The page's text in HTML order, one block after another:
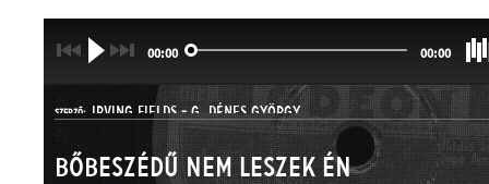
00:00 00:00
SZERZŐ: IRVING FIELDS-G. DÉNES GYÖRGY
Bőbeszédű nem leszek én